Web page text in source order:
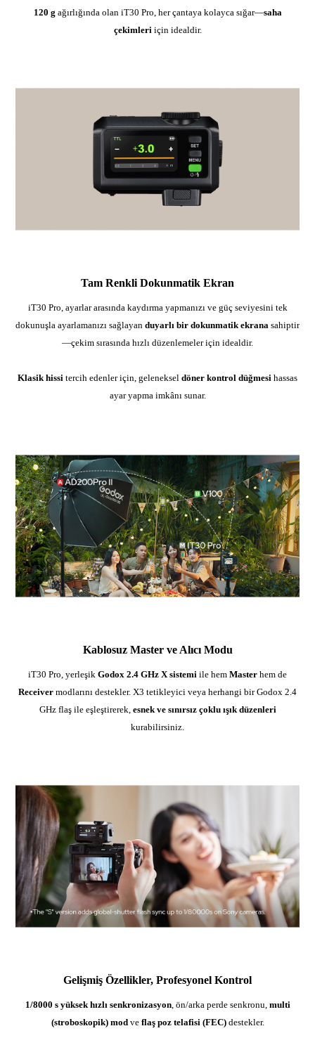
120 g ağırlığında olan iT30 Pro, her çantaya kolayca sığar—saha
çekimleri için idealdir.
Tam Renkli Dokunmatik Ekran
iT30 Pro, ayarlar arasında kaydırma yapmanızı ve güç seviyesini tek
dokunuşla ayarlamanızı sağlayan duyarlı bir dokunmatik ekrana sahiptir
—çekim sırasında hızlı düzenlemeler için idealdir.
Klasik hissi tercih edenler için, geleneksel döner kontrol düğmesi hassas
ayar yapma imkânı sunar.
Kablosuz Master ve Alıcı Modu
iT30 Pro, yerleşik Godox 2.4 GHz X sistemi ile hem Master hem de
Receiver modlarını destekler. X3 tetikleyici veya herhangi bir Godox 2.4
GHz flaş ile eşleştirerek, esnek ve sınırsız çoklu ışık düzenleri
kurabilirsiniz.
Gelişmiş Özellikler, Profesyonel Kontrol
1/8000 s yüksek hızlı senkronizasyon, ön/arka perde senkronu, multi
(stroboskopik) modve flaş poz telafisi (FEC)destekler.